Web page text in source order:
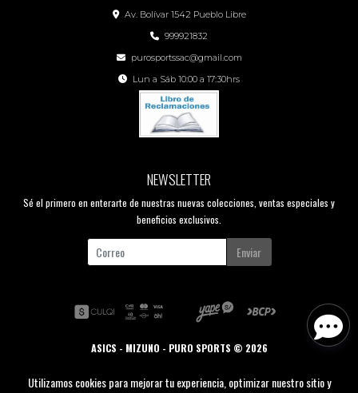
Av. Bolívar 1542 Pueblo Libre
999921832
purosportssac@gmail.com
Lun a Sáb 10:00 a 17:30hrs
NEWSLETTER
Sé el primero en enterarte de nuestras nuevas colecciones, ventas especiales y
beneficios exclusivos.
Enviar
ASICS - MIZUNO - PURO SPORTS © 2026
Utilizamos cookies para mejorar tu experiencia, optimizar nuestro sitio y